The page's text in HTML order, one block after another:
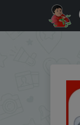
Промокод на